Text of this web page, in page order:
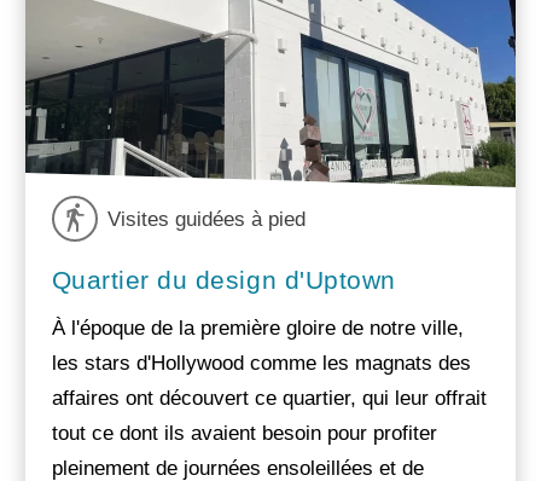
Visites guidées à pied
Quartier du design d'Uptown
À l'époque de la première gloire de notre ville,
les stars d'Hollywood comme les magnats des
affaires ont découvert ce quartier, qui leur offrait
tout ce dont ils avaient besoin pour profiter
pleinement de journées ensoleillées et de